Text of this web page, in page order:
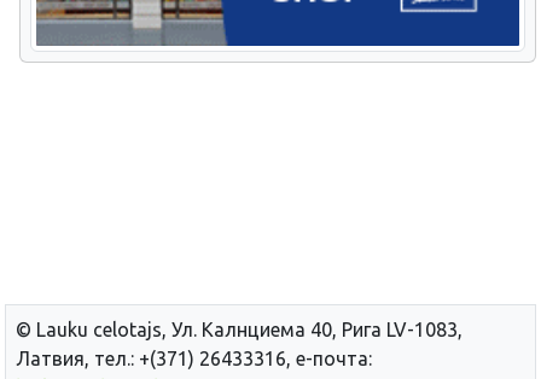
© Lauku сelotajs, Ул. Калнциема 40, Рига LV-1083,
Латвия, тел.: +(371) 26433316, е-почта: